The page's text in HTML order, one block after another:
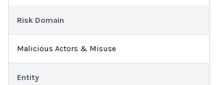
Risk Domain
Malicious Actors & Misuse
Entity